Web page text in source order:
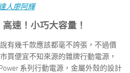
速！小巧大容量！
有幾千款應該都毫不誇張，不過價
買便宜不知來源的雜牌行動電源，
系列行動電源，金屬外殼的設計